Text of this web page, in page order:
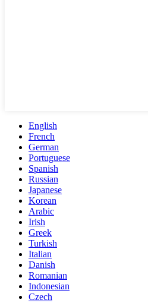
English
French
German
Portuguese
Spanish
Russian
Japanese
Korean
Arabic
Irish
Greek
Turkish
Italian
Danish
Romanian
Indonesian
Czech